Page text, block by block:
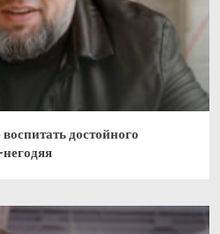
достойного